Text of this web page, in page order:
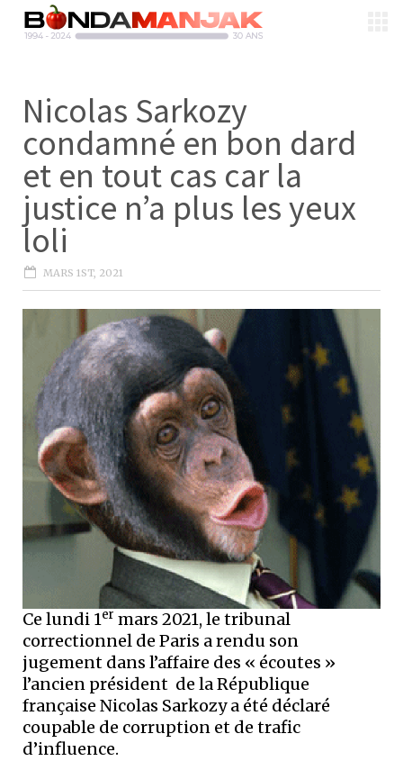
Nicolas Sarkozy
condamné en bon dard
et en tout cas car la
justice n’a plus les yeux
loli
MARS 1ST, 2021
Ce lundi 1er mars 2021, le tribunal
correctionnel de Paris a rendu son
jugement dans l’affaire des « écoutes »
l’ancien président de la République
française Nicolas Sarkozy a été déclaré
coupable de corruption et de trafic
d’influence.